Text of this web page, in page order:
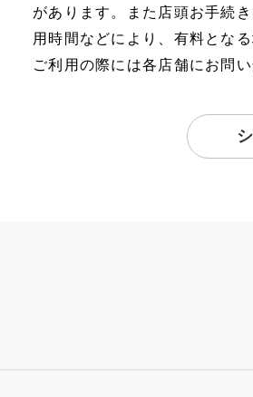
があります。また店頭お手続
用時間などにより、有料とな
ご利用の際には各店舗にお問